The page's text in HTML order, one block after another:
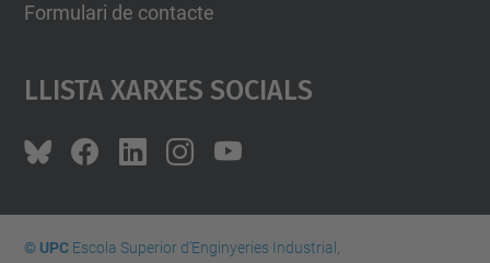
Formulari de contacte
Llista Xarxes Socials
© UPCEscola Superior d’Enginyeries Industrial,